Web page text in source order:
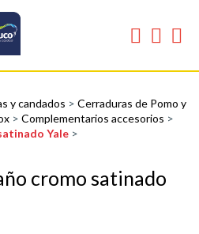
y candados > Cerraduras de Pomo y
> Complementarios accesorios >
Yale >
cromo satinado